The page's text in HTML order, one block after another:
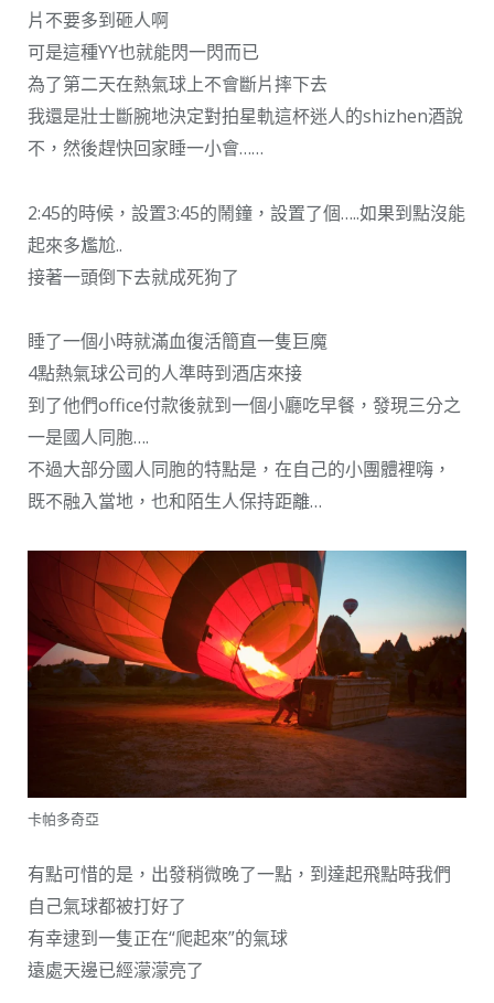
片不要多到砸人啊
可是這種YY也就能閃一閃而已
為了第二天在熱氣球上不會斷片摔下去
我還是壯士斷腕地決定對拍星軌這杯迷人的shizhen酒說
不，然後趕快回家睡一小會……
2:45的時候，設置3:45的鬧鐘，設置了個…..如果到點沒能
起來多尷尬..
接著一頭倒下去就成死狗了
睡了一個小時就滿血復活簡直一隻巨魔
4點熱氣球公司的人準時到酒店來接
到了他們office付款後就到一個小廳吃早餐，發現三分之
一是國人同胞….
不過大部分國人同胞的特點是，在自己的小團體裡嗨，
既不融入當地，也和陌生人保持距離…
卡帕多奇亞
有點可惜的是，出發稍微晚了一點，到達起飛點時我們
自己氣球都被打好了
有幸逮到一隻正在“爬起來”的氣球
遠處天邊已經濛濛亮了